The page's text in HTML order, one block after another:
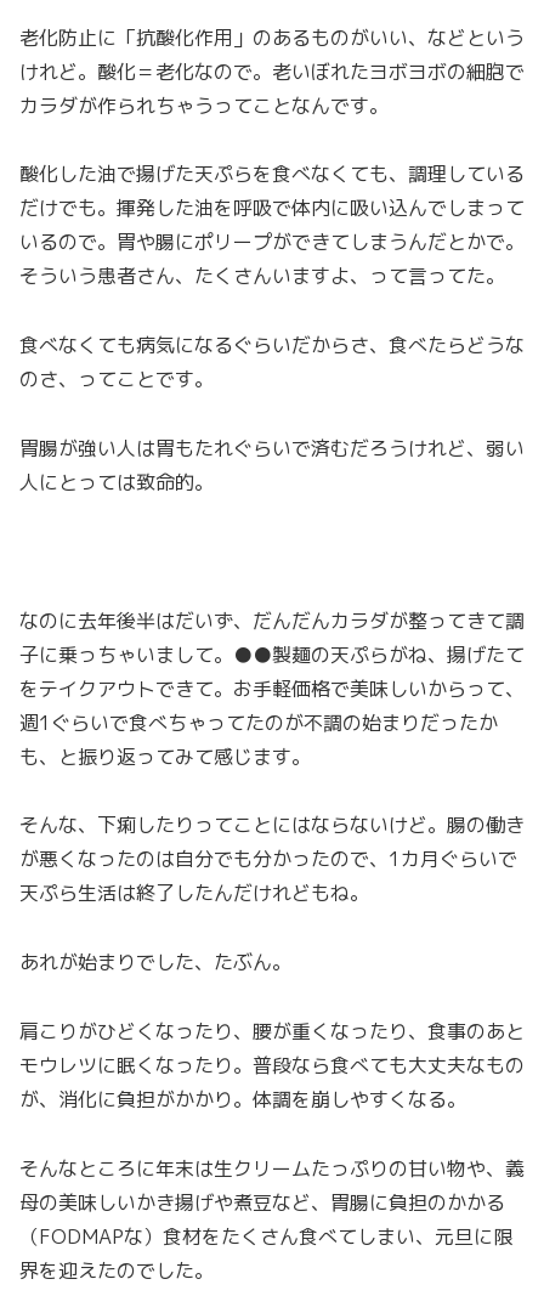
老化防止に「抗酸化作用」のあるものがいい、などという
けれど。酸化＝老化なので。老いぼれたヨボヨボの細胞で
カラダが作られちゃうってことなんです。
酸化した油で揚げた天ぷらを食べなくても、調理している
だけでも。揮発した油を呼吸で体内に吸い込んでしまって
いるので。胃や腸にポリープができてしまうんだとかで。
そういう患者さん、たくさんいますよ、って言ってた。
食べなくても病気になるぐらいだからさ、食べたらどうな
のさ、ってことです。
胃腸が強い人は胃もたれぐらいで済むだろうけれど、弱い
人にとっては致命的。
なのに去年後半はだいず、だんだんカラダが整ってきて調
子に乗っちゃいまして。●●製麺の天ぷらがね、揚げたて
をテイクアウトできて。お手軽価格で美味しいからって、
週1ぐらいで食べちゃってたのが不調の始まりだったか
も、と振り返ってみて感じます。
そんな、下痢したりってことにはならないけど。腸の働き
が悪くなったのは自分でも分かったので、1カ月ぐらいで
天ぷら生活は終了したんだけれどもね。
あれが始まりでした、たぶん。
肩こりがひどくなったり、腰が重くなったり、食事のあと
モウレツに眠くなったり。普段なら食べても大丈夫なもの
が、消化に負担がかかり。体調を崩しやすくなる。
そんなところに年末は生クリームたっぷりの甘い物や、義
母の美味しいかき揚げや煮豆など、胃腸に負担のかかる
（FODMAPな）食材をたくさん食べてしまい、元旦に限
界を迎えたのでした。